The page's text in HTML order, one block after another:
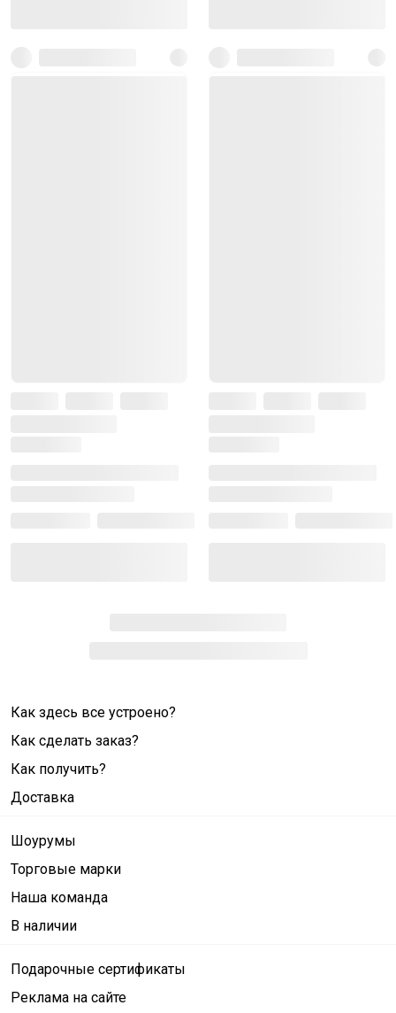
Как здесь все устроено?
Как сделать заказ?
Как получить?
Доставка
Шоурумы
Торговые марки
Наша команда
В наличии
Подарочные сертификаты
Реклама на сайте